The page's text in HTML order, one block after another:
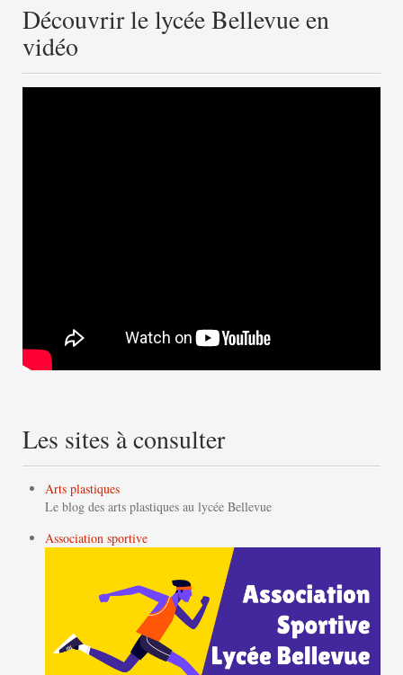
Découvrir le lycée Bellevue en
vidéo
Les sites à consulter
Arts plastiques
Le blog des arts plastiques au lycée Bellevue
Association sportive